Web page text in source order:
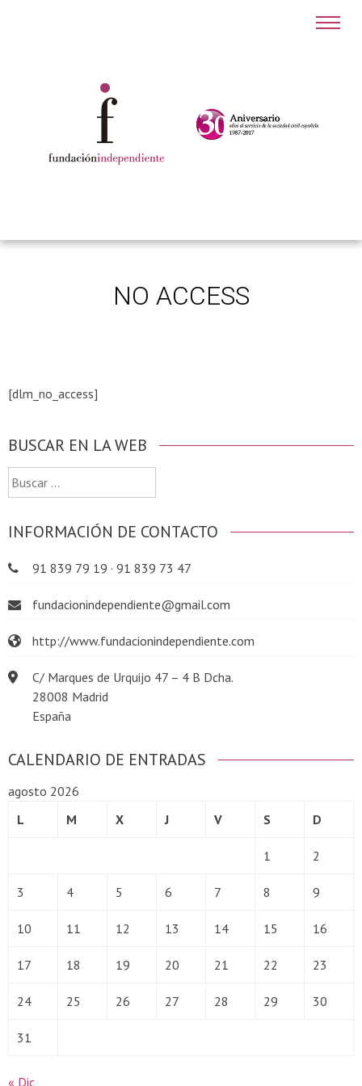
NO ACCESS
[dlm_no_access]
BUSCAR EN LA WEB
Buscar:
INFORMACIÓN DE CONTACTO
91 839 79 19 · 91 839 73 47
fundacionindependiente@gmail.com
http://www.fundacionindependiente.com
C/ Marques de Urquijo 47 – 4 B Dcha.
28008 Madrid
España
CALENDARIO DE ENTRADAS
agosto 2026
L
M X J V S D
1 2
3 4 5 6 7 8 9
10 11 12 13 14 15 16
17 18 19 20 21 22 23
24 25 26 27 28 29 30
31
« Dic